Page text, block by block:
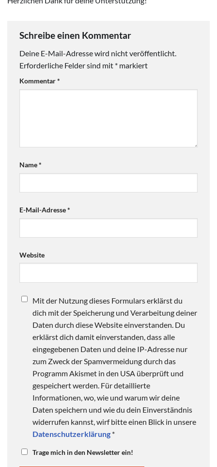
Schreibe einen Kommentar
Deine E-Mail-Adresse wird nicht veröffentlicht.
Erforderliche Felder sind mit * markiert
Kommentar*
Name*
E-Mail-Adresse*
Website
Mit der Nutzung dieses Formulars erklärst du
dich mit der Speicherung und Verarbeitung deiner
Daten durch diese Website einverstanden. Du
erklärst dich damit einverstanden, dass alle
eingegebenen Daten und deine IP-Adresse nur
zum Zweck der Spamvermeidung durch das
Programm Akismet in den USA überprüft und
gespeichert werden. Für detaillierte
Informationen, wo, wie und warum wir deine
Daten speichern und wie du dein Einverständnis
widerrufen kannst, wirf bitte einen Blick in unsere
Datenschutzerklärung *
Trage mich in den Newsletter ein!